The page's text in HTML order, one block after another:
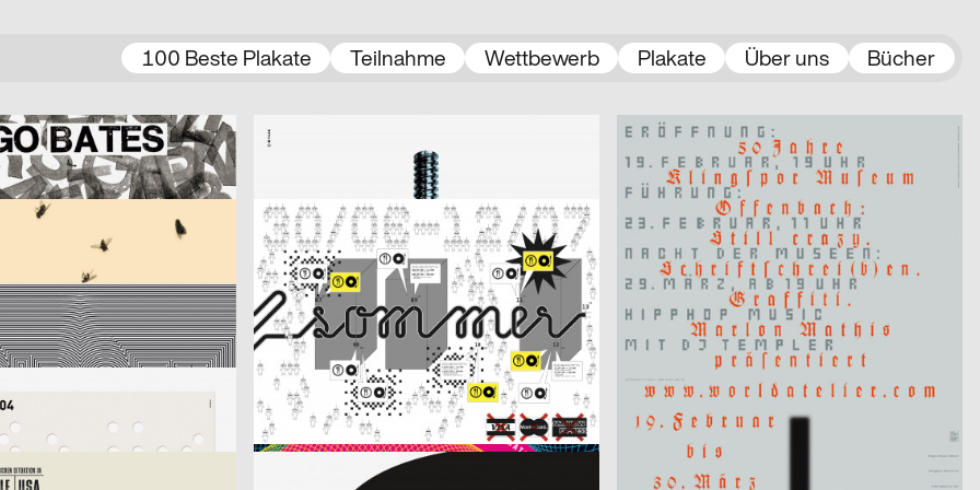
100 Beste Plakate Teilnahme Wettbewerb Plakate Über uns Bücher
CH
2003
Wyler Werbung
Vereinigung für Straßenopfer
Uwe Loesch
Fliegen ist schöner.
Spector D
2003
Illegaler Sommer – Programm 1. und 2. Woche
Factor Design AG
CH
2003
Monster&Bauchweh
2003
Richter
Monster&Bauchweh
Infotag
Sylvester
Bringolf Irion Vögeli CH
2003
Fantoche 03
D
2003
cyan (Daniela Haufe + Detlef Fiedler) cyan (Daniela Haufe + Detlef Fiedler)
2003